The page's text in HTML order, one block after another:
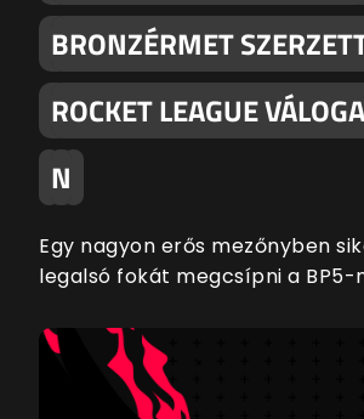
BRONZÉRMET
ROCKET LEAGUE
N
Egy nagyon erős mezőnyben
legalsó fokát megcsípni a BP5-